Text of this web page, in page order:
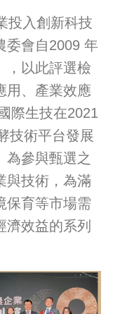
入創新科技
委會自2009 年
，以此評選檢
用、產業效應
際生技在2021
技術平台發展
為參與甄選之
與技術，為滿
保育等市場需
濟效益的系列